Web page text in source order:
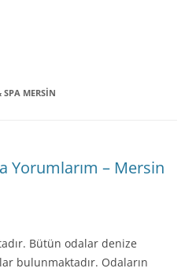
SPA MERSIN
Yorumlarım – Mersin
Bütün odalar denize
bulunmaktadır. Odaların